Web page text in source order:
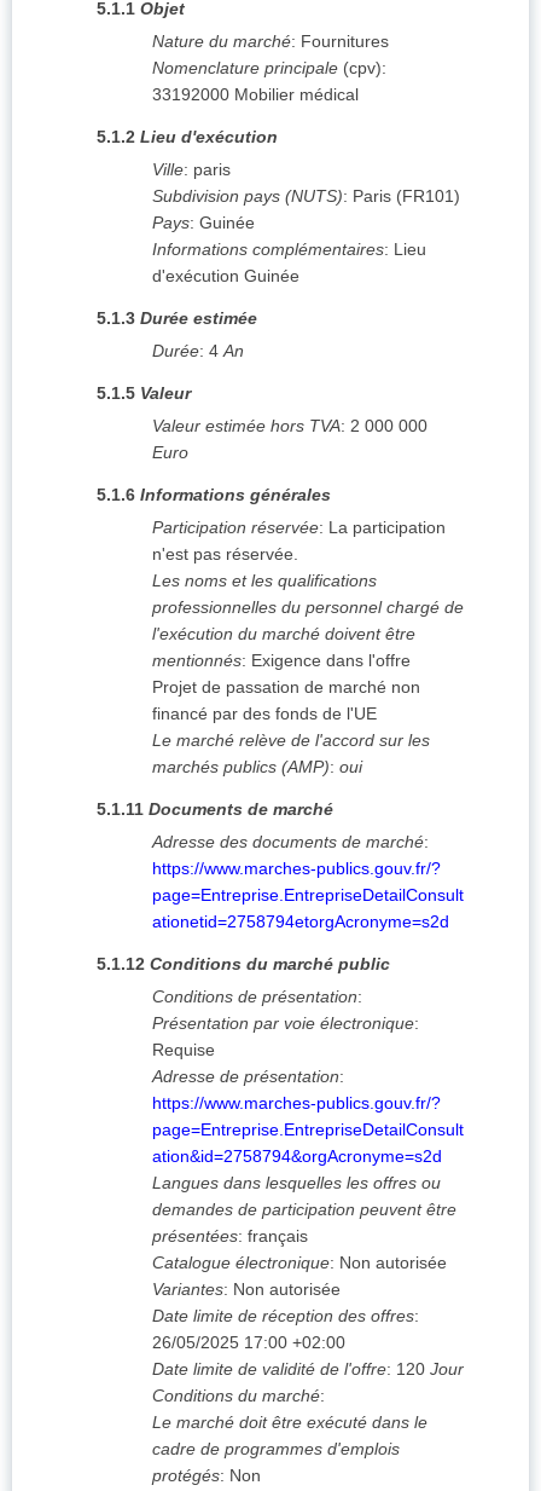
5.1.1 Objet
Nature du marché: Fournitures
Nomenclature principale (cpv):
33192000 Mobilier médical
5.1.2 Lieu d'exécution
Ville: paris
Subdivision pays (NUTS): Paris (FR101)
Pays: Guinée
Informations complémentaires: Lieu
d'exécution Guinée
5.1.3 Durée estimée
Durée: 4 An
5.1.5 Valeur
Valeur estimée hors TVA: 2 000 000
Euro
5.1.6 Informations générales
Participation réservée: La participation
n'est pas réservée.
Les noms et les qualifications
professionnelles du personnel chargé de
l'exécution du marché doivent être
mentionnés: Exigence dans l'offre
Projet de passation de marché non
financé par des fonds de l'UE
Le marché relève de l'accord sur les
marchés publics (AMP): oui
5.1.11 Documents de marché
Adresse des documents de marché:
https://www.marches-publics.gouv.fr/?
page=Entreprise.EntrepriseDetailConsult
ationetid=2758794etorgAcronyme=s2d
5.1.12 Conditions du marché public
Conditions de présentation:
Présentation par voie électronique:
Requise
Adresse de présentation:
https://www.marches-publics.gouv.fr/?
page=Entreprise.EntrepriseDetailConsult
ation&id=2758794&orgAcronyme=s2d
Langues dans lesquelles les offres ou
demandes de participation peuvent être
présentées: français
Catalogue électronique: Non autorisée
Variantes: Non autorisée
Date limite de réception des offres:
26/05/2025 17:00 +02:00
Date limite de validité de l'offre: 120 Jour
Conditions du marché:
Le marché doit être exécuté dans le
cadre de programmes d'emplois
protégés: Non